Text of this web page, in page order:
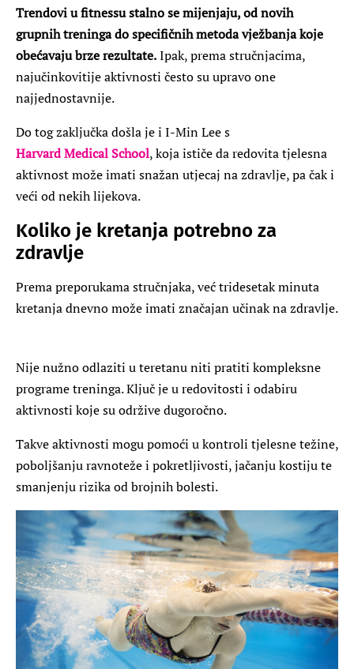
Trendovi u fitnessu stalno se mijenjaju, od novih
grupnih treninga do specifičnih metoda vježbanja koje
obećavaju brze rezultate.Ipak, prema stručnjacima,
najučinkovitije aktivnosti često su upravo one
najjednostavnije.
Do tog zaključka došla je i I-Min Lee s
Harvard Medical School, koja ističe da redovita tjelesna
aktivnost može imati snažan utjecaj na zdravlje, pa čak i
veći od nekih lijekova.
Koliko je kretanja potrebno za
zdravlje
Prema preporukama stručnjaka, već tridesetak minuta
kretanja dnevno može imati značajan učinak na zdravlje.
Nije nužno odlaziti u teretanu niti pratiti kompleksne
programe treninga. Ključ je u redovitosti i odabiru
aktivnosti koje su održive dugoročno.
Takve aktivnosti mogu pomoći u kontroli tjelesne težine,
poboljšanju ravnoteže i pokretljivosti, jačanju kostiju te
smanjenju rizika od brojnih bolesti.